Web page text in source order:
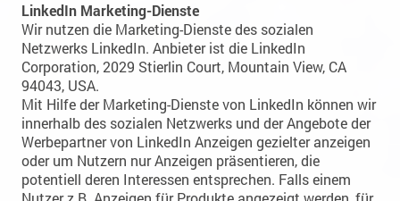
LinkedIn Marketing-Dienste
Wir nutzen die Marketing-Dienste des sozialen
Netzwerks LinkedIn. Anbieter ist die LinkedIn
Corporation, 2029 Stierlin Court, Mountain View, CA
94043, USA.
Mit Hilfe der Marketing-Dienste von LinkedIn können wir
innerhalb des sozialen Netzwerks und der Angebote der
Werbepartner von LinkedIn Anzeigen gezielter anzeigen
oder um Nutzern nur Anzeigen präsentieren, die
potentiell deren Interessen entsprechen. Falls einem